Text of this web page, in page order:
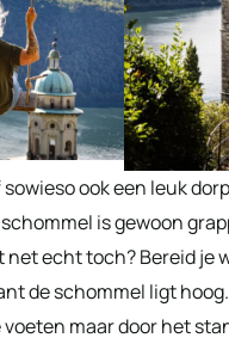
ook een leuk
is gewoon
echt toch? Bereid je
de schommel ligt
voeten maar door het